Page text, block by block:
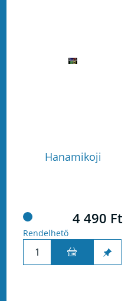
Hanamikoji
4 490 Ft
Rendelhető